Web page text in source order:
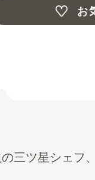
お
三ツ星シェフ